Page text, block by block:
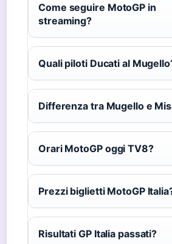
Come seguire MotoGP in
streaming?
Quali piloti Ducati al
Differenza tra Mugello e
Orari MotoGP oggi TV8?
Prezzi biglietti MotoGP
Risultati GP Italia passati?